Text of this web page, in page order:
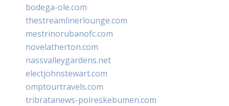
bodega-ole.com
thestreamlinerlounge.com
mestrinorubanofc.com
novelatherton.com
nassvalleygardens.net
electjohnstewart.com
omptourtravels.com
tribratanews-polreskebumen.com